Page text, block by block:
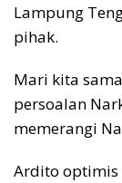
Lampung
pihak.
Mari kita
persoalan
memerangi
Ardito optimis